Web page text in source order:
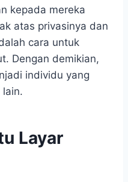
kepada mereka
atas privasinya dan
cara untuk
Dengan demikian,
individu yang
lain.
Layar